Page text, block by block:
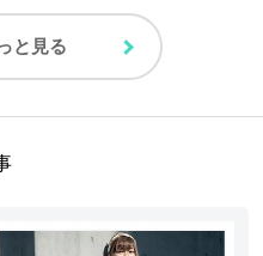
ラバー
と見る